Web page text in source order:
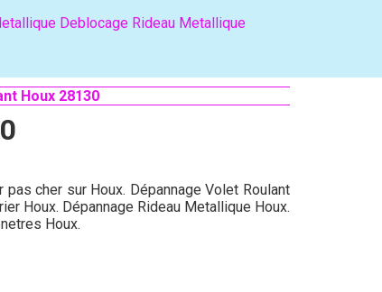
Deblocage Rideau Metallique
Houx 28130
cher sur Houx. Dépannage Volet Roulant
Houx. Dépannage Rideau Metallique Houx.
Houx.